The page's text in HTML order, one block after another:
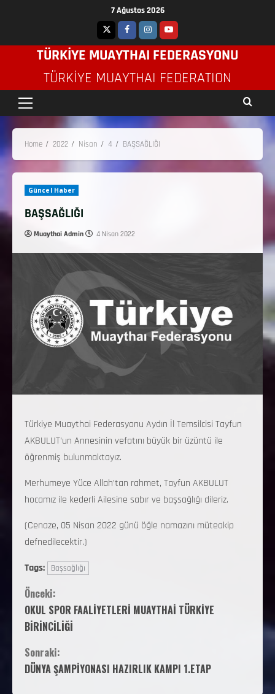
7 Ağustos 2026
TÜRKİYE MUAYTHAI FEDERASYONU
TÜRKIYE MUAYTHAI FEDERATION
Home 2022 Nisan 4 BAŞSAĞLIĞI
Güncel Haber
BAŞSAĞLIĞI
Muaythai Admin 4 Nisan 2022
Türkiye Muaythai Federasyonu Aydın İl Temsilcisi Tayfun
AKBULUT’un Annesinin vefatını büyük bir üzüntü ile
öğrenmiş bulunmaktayız.
Merhumeye Yüce Allah’tan rahmet, Tayfun AKBULUT
hocamız ile kederli Ailesine sabır ve başsağlığı dileriz.
(Cenaze, 05 Nisan 2022 günü öğle namazını müteakip
defnedilecektir.)
Tags:
Başsağlığı
Önceki:
OKUL SPOR FAALİYETLERİ MUAYTHAİ TÜRKİYE
BİRİNCİLİĞİ
Sonraki:
DÜNYA ŞAMPİYONASI HAZIRLIK KAMPI 1.ETAP